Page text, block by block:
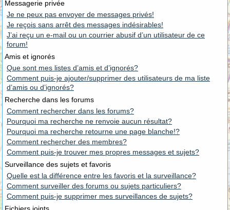
Messagerie privée
Je ne peux pas envoyer de messages privés!
Je reçois sans arrêt des messages indésirables!
J’ai reçu un e-mail ou un courrier abusif d’un utilisateur de ce
forum!
Amis et ignorés
Que sont mes listes d’amis et d’ignorés?
Comment puis-je ajouter/supprimer des utilisateurs de ma liste
d’amis ou d’ignorés?
Recherche dans les forums
Comment rechercher dans les forums?
Pourquoi ma recherche ne renvoie aucun résultat?
Pourquoi ma recherche retourne une page blanche!?
Comment rechercher des membres?
Comment puis-je trouver mes propres messages et sujets?
Surveillance des sujets et favoris
Quelle est la différence entre les favoris et la surveillance?
Comment surveiller des forums ou sujets particuliers?
Comment puis-je supprimer mes surveillances de sujets?